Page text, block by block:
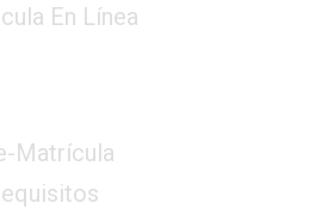
En Línea
Matrícula